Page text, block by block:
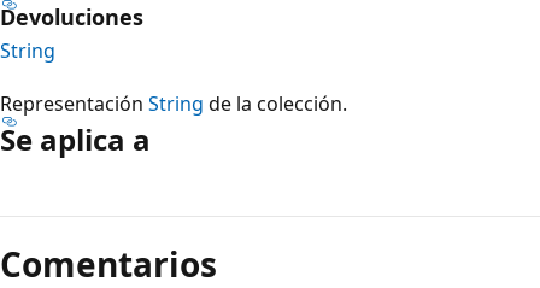
Devoluciones
String
Representación String de la colección.
Se aplica a
de
lectura
Comentarios